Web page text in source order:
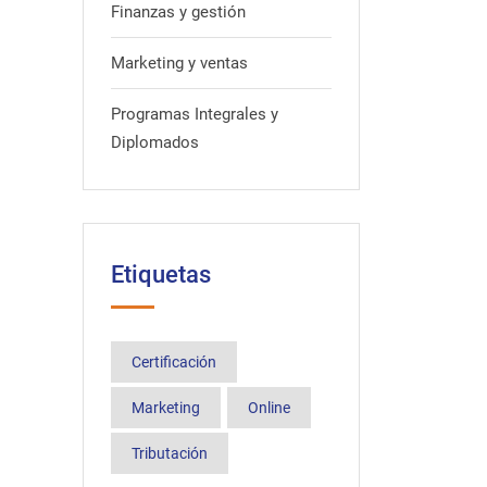
Finanzas y gestión
Marketing y ventas
Programas Integrales y
Diplomados
Etiquetas
Certificación
Marketing Online
Tributación